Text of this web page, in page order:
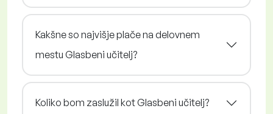
Kakšne so najvišje plače na delovnem
mestu Glasbeni učitelj?
Koliko bom zaslužil kot Glasbeni učitelj?